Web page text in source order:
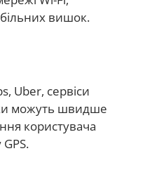
вишок.
Uber, сервіси
можуть швидше
користувача